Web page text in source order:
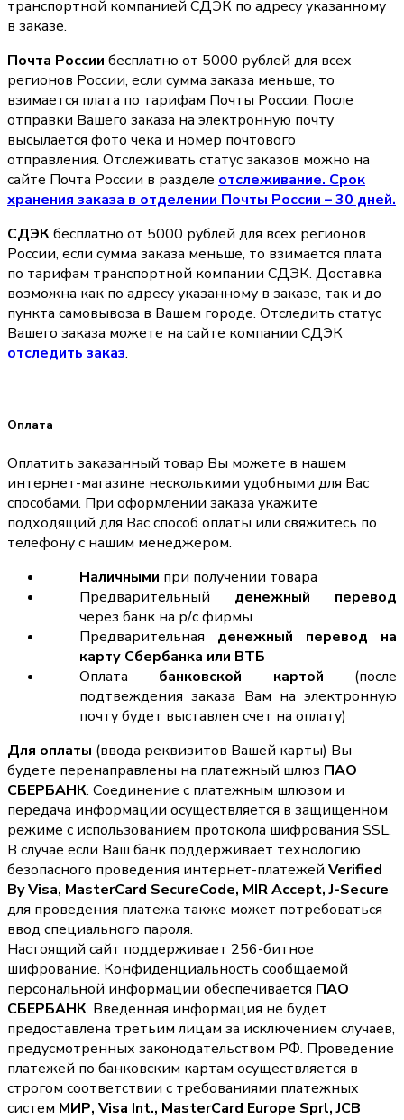
транспортной компанией СДЭК по адресу указанному
в заказе.
Почта России бесплатно от 5000 рублей для всех
регионов России, если сумма заказа меньше, то
взимается плата по тарифам Почты России. После
отправки Вашего заказа на электронную почту
высылается фото чека и номер почтового
отправления. Отслеживать статус заказов можно на
сайте Почта России в разделе oтслеживание. Срок
хранения заказа в отделении Почты России – 30 дней.
СДЭКбесплатно от 5000 рублей для всех регионов
России, если сумма заказа меньше, то взимается плата
по тарифам транспортной компании СДЭК. Доставка
возможна как по адресу указанному в заказе, так и до
пункта самовывоза в Вашем городе. Отследить статус
Вашего заказа можете на сайте компании СДЭК
отследить заказ.
Оплата
Оплатить заказанный товар Вы можете в нашем
интернет-магазине несколькими удобными для Вас
способами. При оформлении заказа укажите
подходящий для Вас способ оплаты или свяжитесь по
телефону с нашим менеджером.
Наличными при получении товара
Предварительный денежный перевод
через банк на р/с фирмы
Предварительная денежный перевод на
карту Сбербанка или ВТБ
Оплата банковской картой (после
подтвеждения заказа Вам на электронную
почту будет выставлен счет на оплату)
Для оплаты (ввода реквизитов Вашей карты) Вы
будете перенаправлены на платежный шлюз ПАО
СБЕРБАНК. Соединение с платежным шлюзом и
передача информации осуществляется в защищенном
режиме с использованием протокола шифрования SSL.
В случае если Ваш банк поддерживает технологию
безопасного проведения интернет-платежей Verified
By Visa, MasterCard SecureCode, MIR Accept, J-Secure
для проведения платежа также может потребоваться
ввод специального пароля.
Настоящий сайт поддерживает 256-битное
шифрование. Конфиденциальность сообщаемой
персональной информации обеспечивается ПАО
СБЕРБАНК. Введенная информация не будет
предоставлена третьим лицам за исключением случаев,
предусмотренных законодательством РФ. Проведение
платежей по банковским картам осуществляется в
строгом соответствии с требованиями платежных
систем МИР, Visa Int., MasterCard Europe Sprl, JCB